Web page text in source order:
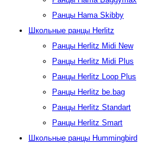
Ранцы Hama Skibby
Школьные ранцы Herlitz
Ранцы Herlitz Midi New
Ранцы Herlitz Midi Plus
Ранцы Herlitz Loop Plus
Ранцы Herlitz be.bag
Ранцы Herlitz Standart
Ранцы Herlitz Smart
Школьные ранцы Hummingbird